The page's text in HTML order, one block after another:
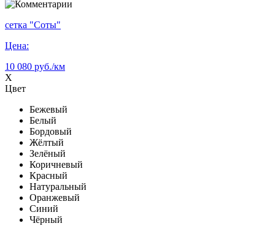
сетка "Соты"
Цена:
10 080 руб./км
X
Цвет
Бежевый
Белый
Бордовый
Жёлтый
Зелёный
Коричневый
Красный
Натуральный
Оранжевый
Синий
Чёрный